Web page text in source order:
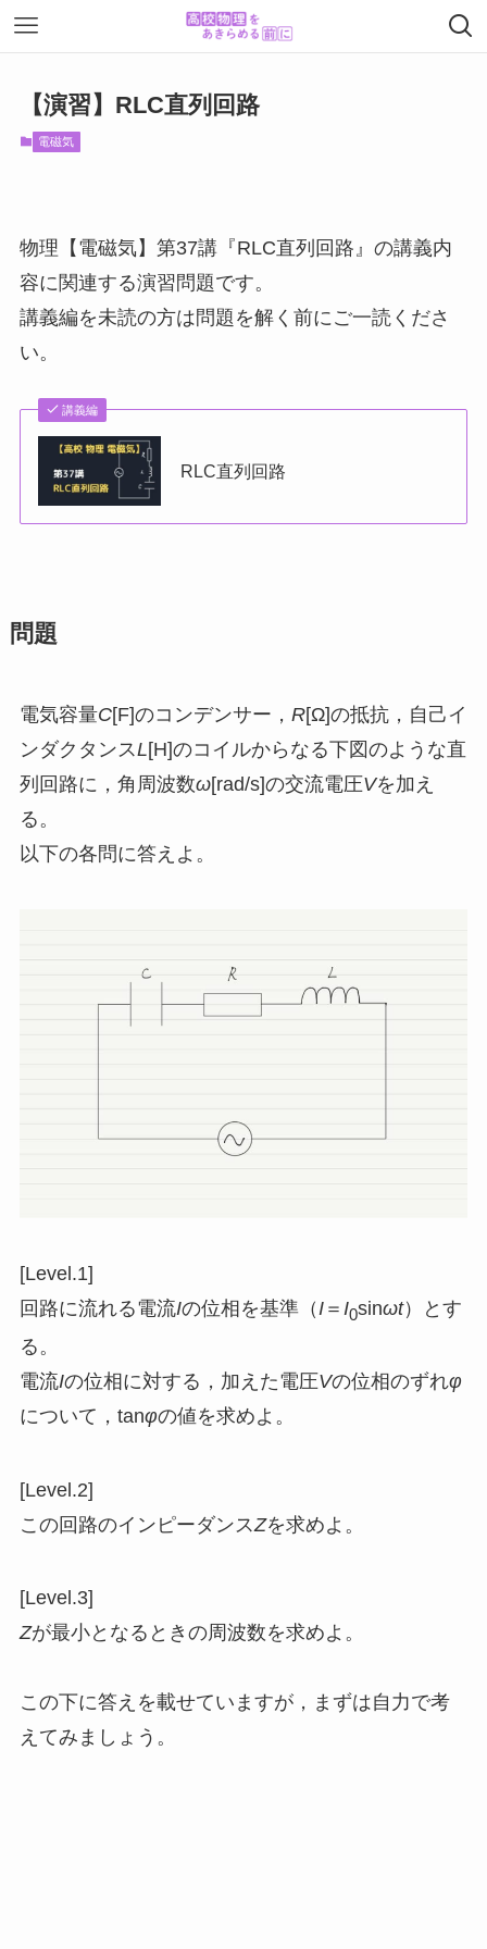
【演習】RLC直列回路
電磁気
物理【電磁気】第37講『RLC直列回路』の講義内
容に関連する演習問題です。
講義編を未読の方は問題を解く前にご一読くださ
い。
講義編
RLC直列回路
問題
電気容量C[F]のコンデンサー， R[Ω]の抵抗，自己イ
ンダクタンスL[H]のコイルからなる下図のような直
列回路に，角周波数ω[rad/s]の交流電圧Vを加え
る。
以下の各問に答えよ。
[Level.1]
回路に流れる電流Iの位相を基準（I＝ I0sinωt）とす
る。
電流Iの位相に対する，加えた電圧Vの位相のずれφ
について，tanφの値を求めよ。
[Level.2]
この回路のインピーダンスZを求めよ。
[Level.3]
Zが最小となるときの周波数を求めよ。
この下に答えを載せていますが，まずは自力で考
えてみましょう。